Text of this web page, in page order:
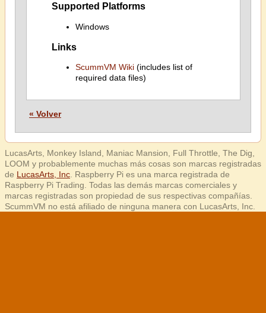
Supported Platforms
Windows
Links
ScummVM Wiki(includes list of
required data files)
« Volver
LucasArts, Monkey Island, Maniac Mansion, Full Throttle, The Dig,
LOOM y probablemente muchas más cosas son marcas registradas
de LucasArts, Inc . Raspberry Pi es una marca registrada de
Raspberry Pi Trading. Todas las demás marcas comerciales y
marcas registradas son propiedad de sus respectivas compañías.
ScummVM no está afiliado de ninguna manera con LucasArts, Inc.